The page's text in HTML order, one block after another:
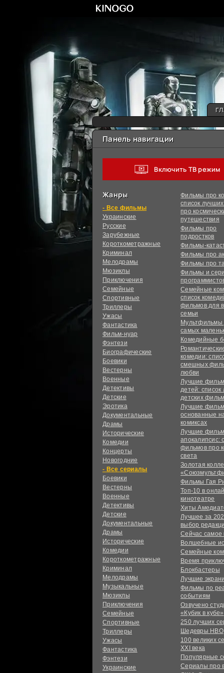
Панель навигации
Включить ТВ режим
Жанры
фильмы
Украинcкие
Русские
Зарубежные
Короткометражные
Криминал
Мелодрамы
Мюзиклы
Приключения
Семейные
Спортивные
Триллеры
Ужасы
Фантастика
Фильм-нуар
Фэнтези
Биографические
Боевики
Вестерны
Военные
Детективы
Детские
Эротика
Документальные
Драмы
Исторические
Комедии
Концерты
Новогодние
сериалы
Боевики
Вестерны
Военные
Детективы
Детские
Документальные
Драмы
Исторические
Комедии
Короткометражные
Криминал
Мелодрамы
Музыкальные
Мюзиклы
Приключения
Семейные
Спортивные
Триллеры
Ужасы
Фантастика
Фэнтези
Украинcкие
Фильмы про
список
про
путешествия
Фильмы про
подростков
Фильмы-
Фильмы про
Фильмы про
Фильмы и
Семейные
список
фильмов для
семьи
Мультфильмы
самых
Комедийные
комедии:
смешных
любви
Лучшие
детей: список
детских
Лучшие
основанные
комиксах
Лучшие
апокалипсис:
фильмов про
света
Золотая
Фильмы Гая
Топ-10 в
кинотеатре
Хиты
Лучшее за
выбор
Сейчас самое
Волшебные
Семейные
Время
Блокбастеры
Лучшие
Фильмы по
событиям
Озвучено
«Кубик в кубе»
250 лучших
Шедевры HBO
100 великих
XXI века
Популярные
Сериалы про